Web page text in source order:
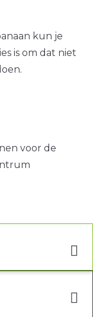
kun je
is om dat niet
voor de